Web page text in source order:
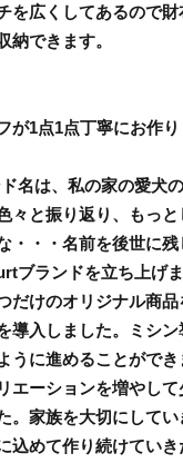
を広くしてあるので
納できます。
が1点1点丁寧にお作り
名は、私の家の愛犬
々と振り返り、もっ
・・・名前を後世に
ブランドを立ち上げ
だけのオリジナル商
導入しました。ミシ
うに進めることがで
エーションを増やし
。家族を大切にして
込めて作り続けていき